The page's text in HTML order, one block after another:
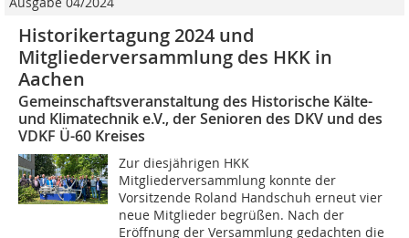
Historikertagung 2024 und
Mitgliederversammlung des HKK in
Aachen
Gemeinschaftsveranstaltung des Historische Kälte-
und Klimatechnik e.V., der Senioren des DKV und des
VDKF Ü-60 Kreises
Zur diesjährigen HKK
Mitgliederversammlung konnte der
Vorsitzende Roland Handschuh erneut vier
neue Mitglieder begrüßen. Nach der
Eröffnung der Versammlung gedachten die